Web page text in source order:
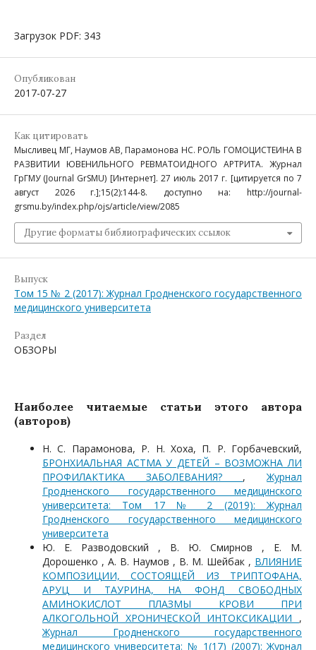
Загрузок PDF: 343
Опубликован
2017-07-27
Как цитировать
Мысливец МГ, Наумов АВ, Парамонова НС. РОЛЬ ГОМОЦИСТЕИНА В
РАЗВИТИИ ЮВЕНИЛЬНОГО РЕВМАТОИДНОГО АРТРИТА. Журнал
ГрГМУ (Journal GrSMU) [Интернет]. 27 июль 2017 г. [цитируется по 7
август 2026 г.];15(2):144-8. доступно на: http://journal-
grsmu.by/index.php/ojs/article/view/2085
Другие форматы библиографических ссылок
Выпуск
Том 15 № 2 (2017): Журнал Гродненского государственного
медицинского университета
Раздел
ОБЗОРЫ
Наиболее читаемые статьи этого автора
(авторов)
Н. С. Парамонова, Р. Н. Хоха, П. Р. Горбачевский,
БРОНХИАЛЬНАЯ АСТМА У ДЕТЕЙ – ВОЗМОЖНА ЛИ
ПРОФИЛАКТИКА ЗАБОЛЕВАНИЯ? ,Журнал
Гродненского государственного медицинского
университета: Том 17 № 2 (2019): Журнал
Гродненского государственного медицинского
университета
Ю. Е. Разводовский , В. Ю. Смирнов , Е. М.
Дорошенко , А. В. Наумов , В. М. Шейбак , ВЛИЯНИЕ
КОМПОЗИЦИИ, СОСТОЯЩЕЙ ИЗ ТРИПТОФАНА,
АРУЦ И ТАУРИНА, НА ФОНД СВОБОДНЫХ
АМИНОКИСЛОТ ПЛАЗМЫ КРОВИ ПРИ
АЛКОГОЛЬНОЙ ХРОНИЧЕСКОЙ ИНТОКСИКАЦИИ ,
Журнал Гродненского государственного
медицинского университета: № 1(17) (2007): Журнал